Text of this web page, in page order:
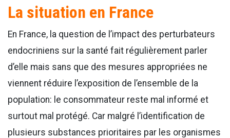
La situation en France
En France, la question de l’impact des perturbateurs
endocriniens sur la santé fait régulièrement parler
d’elle mais sans que des mesures appropriées ne
viennent réduire l’exposition de l’ensemble de la
population: le consommateur reste mal informé et
surtout mal protégé. Car malgré l’identification de
plusieurs substances prioritaires par les organismes